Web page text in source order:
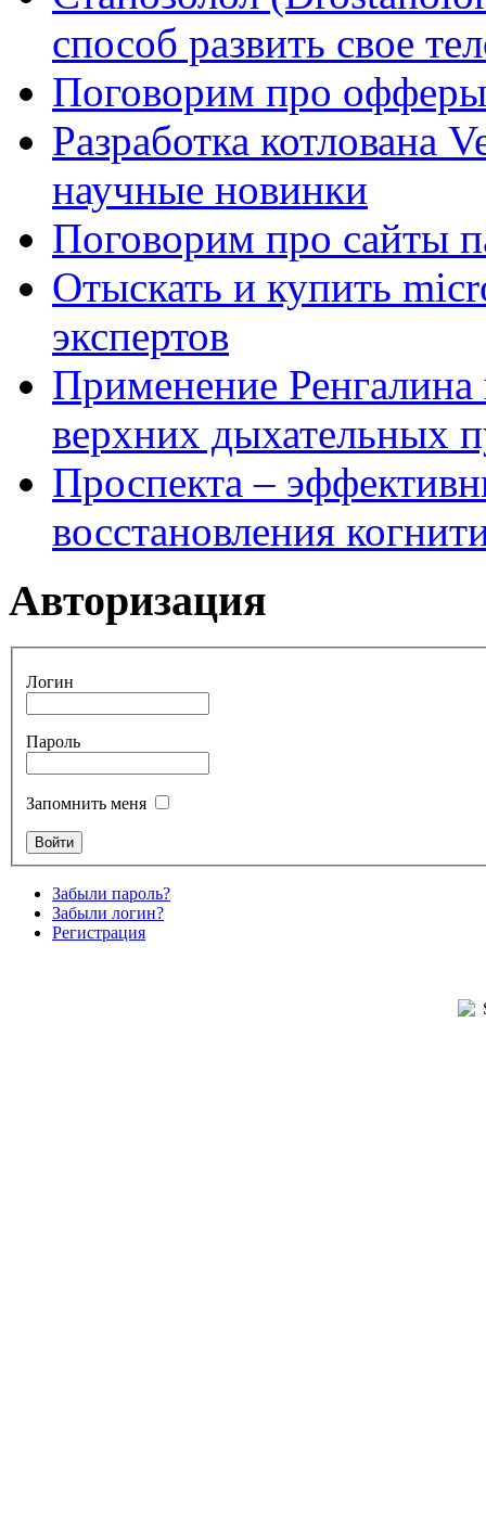
способ развить свое
Поговорим про
Разработка котлована
научные новинки
Поговорим про сайты
Отыскать и купить
экспертов
Применение Ренгалина
верхних дыхательных
Проспекта –
восстановления
Авторизация
Логин
Пароль
Запомнить меня
Забыли пароль?
Забыли логин?
Регистрация